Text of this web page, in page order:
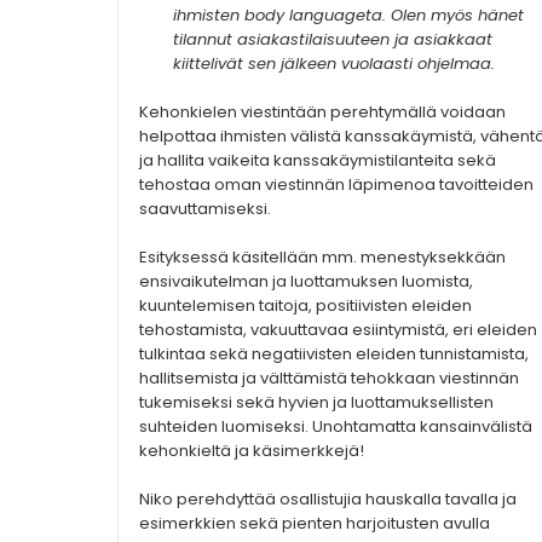
ihmisten body languageta. Olen myös hänet
tilannut asiakastilaisuuteen ja asiakkaat
kiittelivät sen jälkeen vuolaasti ohjelmaa.
Kehonkielen viestintään perehtymällä voidaan
helpottaa ihmisten välistä kanssakäymistä,
ja hallita vaikeita kanssakäymistilanteita sekä
tehostaa oman viestinnän läpimenoa tavoitteiden
saavuttamiseksi.
Esityksessä käsitellään mm. menestyksekkään
ensivaikutelman ja luottamuksen luomista,
kuuntelemisen taitoja, positiivisten eleiden
tehostamista, vakuuttavaa esiintymistä, eri eleiden
tulkintaa sekä negatiivisten eleiden tunnistamista,
hallitsemista ja välttämistä tehokkaan viestinnän
tukemiseksi sekä hyvien ja luottamuksellisten
suhteiden luomiseksi. Unohtamatta kansainvälistä
kehonkieltä ja käsimerkkejä!
Niko perehdyttää osallistujia hauskalla tavalla ja
esimerkkien sekä pienten harjoitusten avulla